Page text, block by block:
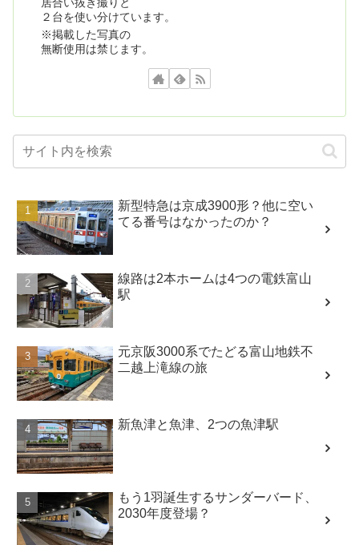
２台を使い分けています。
※掲載した写真の
無断使用は禁じます。
新型特急は京成3900形？他に空い
てる番号はなかったのか？
線路は2本ホームは4つの電鉄富山
駅
元京阪3000系でたどる富山地鉄不
二越上滝線の旅
新魚津と魚津、2つの魚津駅
もう1羽誕生するサンダーバード、
2030年度登場？